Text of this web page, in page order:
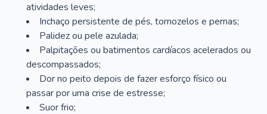
atividades leves;
Inchaço persistente de pés, tornozelos e pernas;
Palidez ou pele azulada;
Palpitações ou batimentos cardíacos acelerados ou
descompassados;
Dor no peito depois de fazer esforço físico ou
passar por uma crise de estresse;
Suor frio;